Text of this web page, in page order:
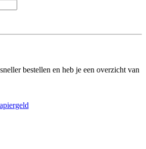
bestellen en heb je een overzicht van